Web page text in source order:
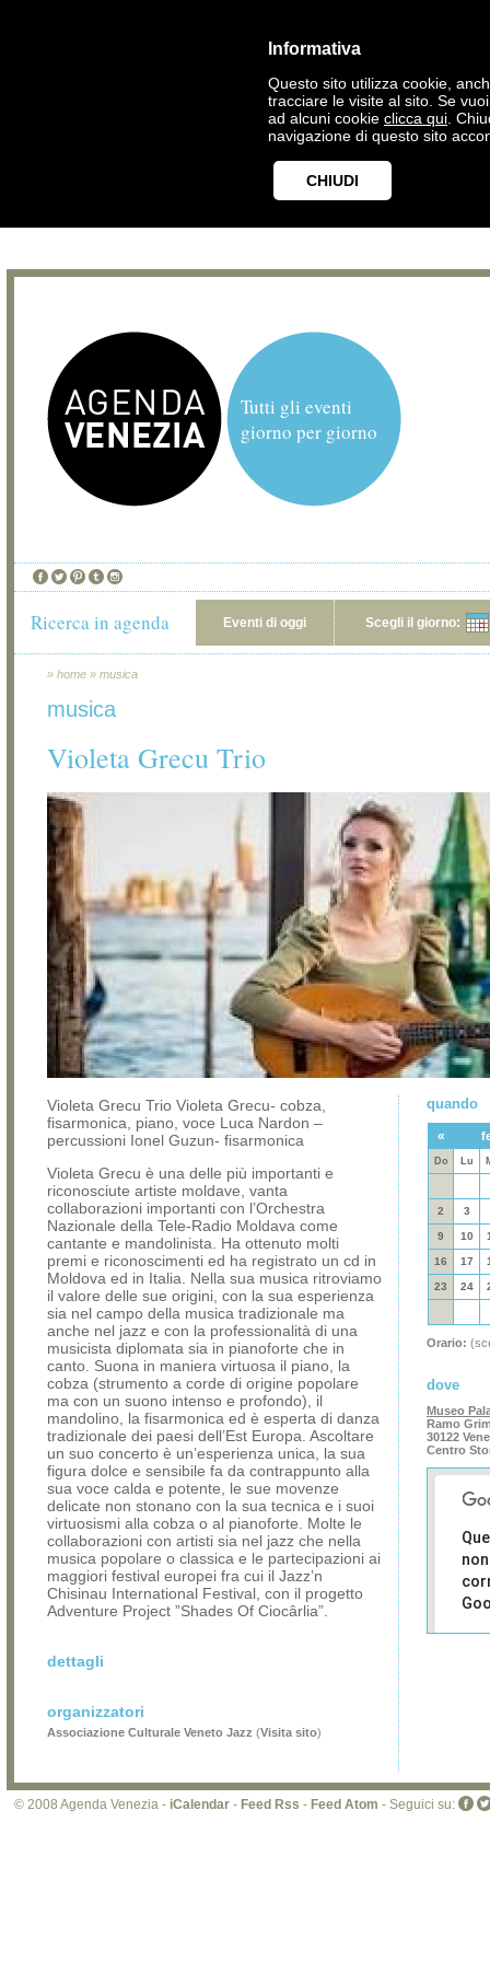
Informativa
Questo sito utilizza cookie,
tracciare le visite al sito. Se
ad alcuni cookie clicca qui .
navigazione di questo sito
CHIUDI
Tutti gli eventi
giorno per giorno
Ricerca in agenda Eventi di oggi Scegli il giorno:
» home » musica
musica
Violeta Grecu Trio
Violeta Grecu Trio Violeta Grecu- cobza,
fisarmonica, piano, voce Luca Nardon –
percussioni Ionel Guzun- fisarmonica
Violeta Grecu è una delle più importanti e
riconosciute artiste moldave, vanta
collaborazioni importanti con l’Orchestra
Nazionale della Tele-Radio Moldava come
cantante e mandolinista. Ha ottenuto molti
premi e riconoscimenti ed ha registrato un cd in
Moldova ed in Italia. Nella sua musica ritroviamo
il valore delle sue origini, con la sua esperienza
sia nel campo della musica tradizionale ma
anche nel jazz e con la professionalità di una
musicista diplomata sia in pianoforte che in
canto. Suona in maniera virtuosa il piano, la
cobza (strumento a corde di origine popolare
ma con un suono intenso e profondo), il
mandolino, la fisarmonica ed è esperta di danza
tradizionale dei paesi dell’Est Europa. Ascoltare
un suo concerto è un’esperienza unica, la sua
figura dolce e sensibile fa da contrappunto alla
sua voce calda e potente, le sue movenze
delicate non stonano con la sua tecnica e i suoi
virtuosismi alla cobza o al pianoforte. Molte le
collaborazioni con artisti sia nel jazz che nella
musica popolare o classica e le partecipazioni ai
maggiori festival europei fra cui il Jazz’n
Chisinau International Festival, con il progetto
Adventure Project ”Shades Of Ciocârlia”.
dettagli
organizzatori
Associazione Culturale Veneto Jazz (Visita sito)
quando
«
Do Lu
2 3
9 10
16 17
23 24
Orario:
dove
Museo
Ramo
30122
Centro
© 2008 Agenda Venezia - iCalendar - Feed Rss - Feed Atom - Seguici su: